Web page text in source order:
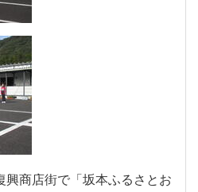
興商店街で「坂本ふるさとお